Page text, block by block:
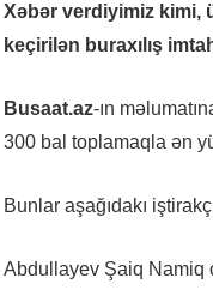
Xəbər verdiyimiz kimi,
keçirilən buraxılış
Busaat.az-ın
300 bal toplamaqla ən
Bunlar aşağıdakı
Abdullayev Şaiq Namiq